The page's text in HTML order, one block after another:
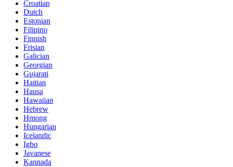
Croatian
Dutch
Estonian
Filipino
Finnish
Frisian
Galician
Georgian
Gujarati
Haitian
Hausa
Hawaiian
Hebrew
Hmong
Hungarian
Icelandic
Igbo
Javanese
Kannada